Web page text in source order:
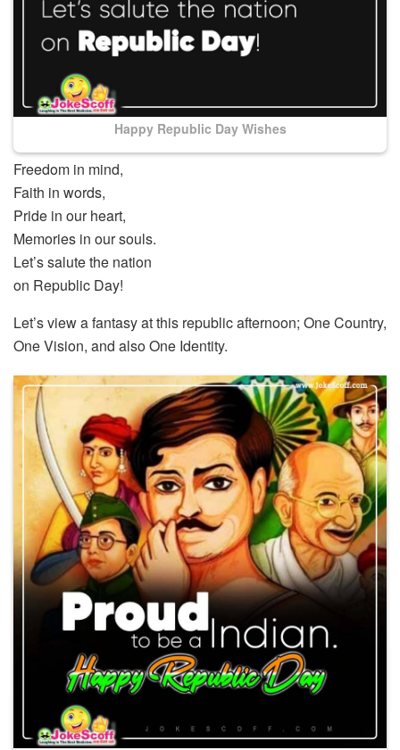
Happy Republic Day Wishes
Freedom in mind,
Faith in words,
Pride in our heart,
Memories in our souls.
Let’s salute the nation
on Republic Day!
Let’s view a fantasy at this republic afternoon; One Country,
One Vision, and also One Identity.